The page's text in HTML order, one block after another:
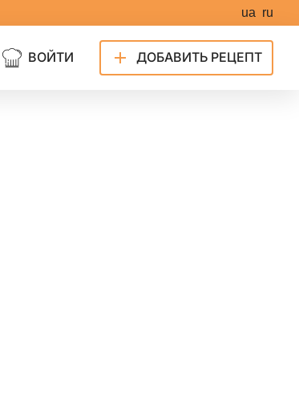
ua ru
ВОЙТИ ДОБАВИТЬ РЕЦЕПТ